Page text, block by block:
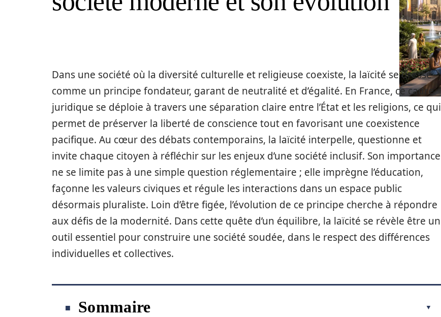
Dans une société où la diversité culturelle et religieuse coexiste, la laïcité se dresse
comme un principe fondateur, garant de neutralité et d’égalité. En France, ce cadre
juridique se déploie à travers une séparation claire entre l’État et les religions, ce qui
permet de préserver la liberté de conscience tout en favorisant une coexistence
pacifique. Au cœur des débats contemporains, la laïcité interpelle, questionne et
invite chaque citoyen à réfléchir sur les enjeux d’une société inclusif. Son importance
ne se limite pas à une simple question réglementaire ; elle imprègne l’éducation,
façonne les valeurs civiques et régule les interactions dans un espace public
désormais pluraliste. Loin d’être figée, l’évolution de ce principe cherche à répondre
aux défis de la modernité. Dans cette quête d’un équilibre, la laïcité se révèle être un
outil essentiel pour construire une société soudée, dans le respect des différences
individuelles et collectives.
Sommaire